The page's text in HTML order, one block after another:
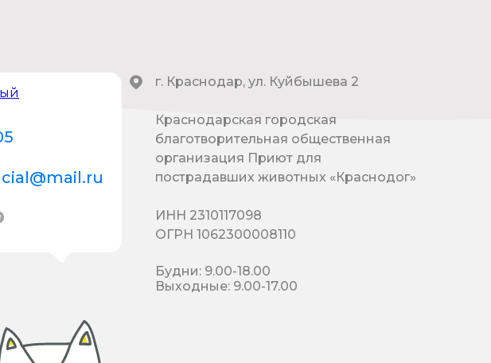
г. Краснодар, ул. Куйбышева 2
Краснодарская городская
благотворительная общественная
организация Приют для
пострадавших животных «Краснодог»
ИНН 2310117098
ОГРН 1062300008110
Будни: 9.00-18.00
Выходные: 9.00-17.00